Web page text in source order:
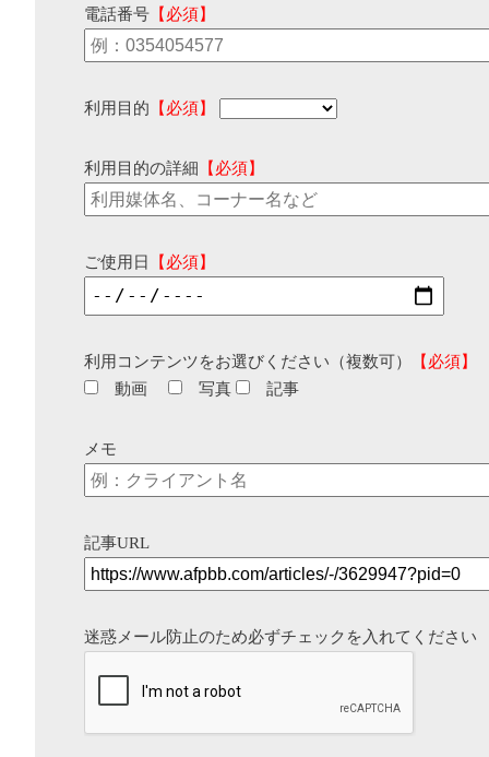
電話番号 【必須】
利用目的 【必須】
利用目的の詳細 【必須】
ご使用日 【必須】
利用コンテンツをお選びください（複数可）
【必須】
動画
写真 記事
メモ
記事URL
迷惑メール防止のため必ずチェックを入れてください